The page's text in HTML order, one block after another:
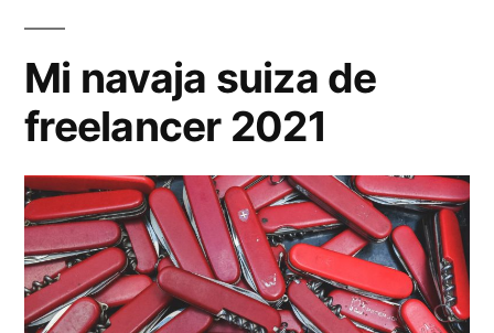
Mi navaja suiza de
freelancer 2021